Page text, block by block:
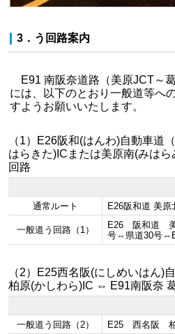
3．う回路案内
E91 南阪奈道路（美原JCT～
には、以下のとおり一般道等へ
すようお願いいたします。
（1）E26阪和(はんわ)自動車道
はらきた)ICまたは美原南(みは
回路
通常ルート
E26阪和道 美
一般道う回路（1）
E26 阪和道 美
号⇔県道30号
（2）E25西名阪(にしめいはん)
柏原(かしわら)IC ⇔ E91南阪奈
一般道う回路（2）
E25 西名阪